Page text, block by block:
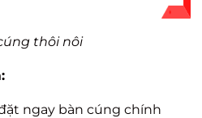
thôi nôi
ngay bàn cúng chính